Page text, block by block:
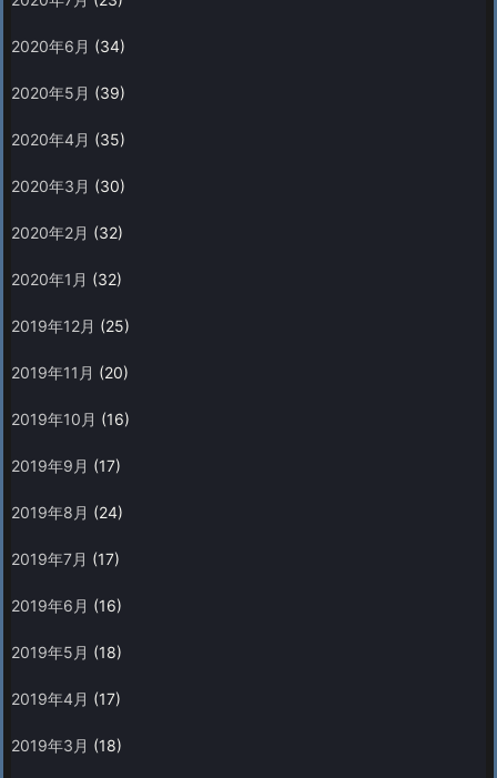
2020年6月 (34)
2020年5月 (39)
2020年4月 (35)
2020年3月 (30)
2020年2月 (32)
2020年1月 (32)
2019年12月 (25)
2019年11月 (20)
2019年10月 (16)
2019年9月 (17)
2019年8月 (24)
2019年7月 (17)
2019年6月 (16)
2019年5月 (18)
2019年4月 (17)
2019年3月 (18)